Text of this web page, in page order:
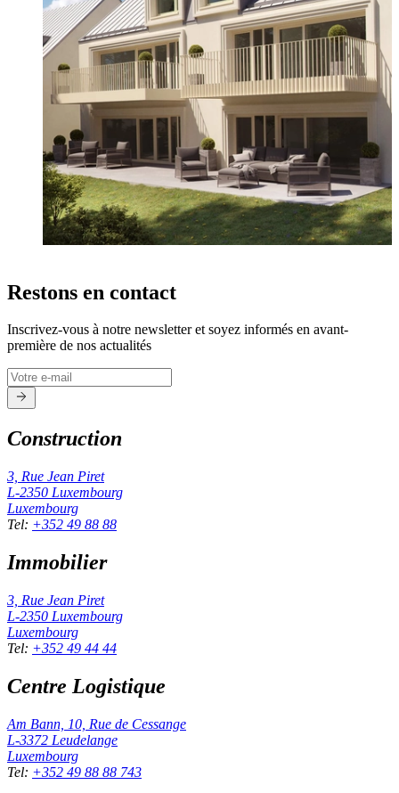
Restons en contact
Inscrivez-vous à notre newsletter et soyez informés en avant-
première de nos actualités
Construction
3, Rue Jean Piret
L-2350 Luxembourg
Luxembourg
Tel: +352 49 88 88
Immobilier
3, Rue Jean Piret
L-2350 Luxembourg
Luxembourg
Tel: +352 49 44 44
Centre Logistique
Am Bann, 10, Rue de Cessange
L-3372 Leudelange
Luxembourg
Tel: +352 49 88 88 743